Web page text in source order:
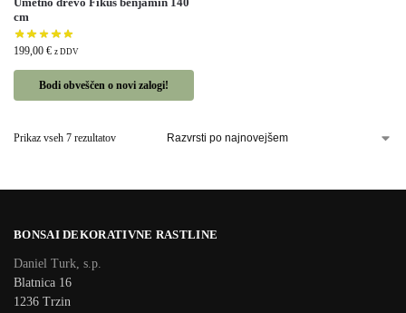
cm
199,00 € z DDV
Bodi obveščen o novi zalogi!
Prikaz vseh 7 rezultatov
BONSAI DEKORATIVNE RASTLINE
Daniel Turk, s.p.
Blatnica 16
1236 Trzin